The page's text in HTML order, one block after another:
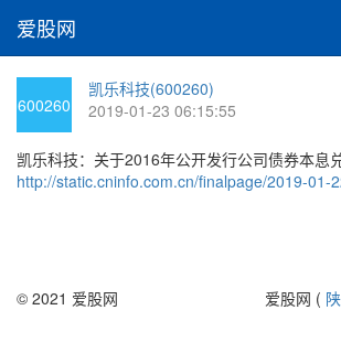
爱股网
600260
凯乐科技(600260)
2019-01-23 06:15:55
凯乐科技：关于2016年公开发行公司债券本息
http://static.cninfo.com.cn/finalpage/2019-01-
© 2021 爱股网 爱股网 (